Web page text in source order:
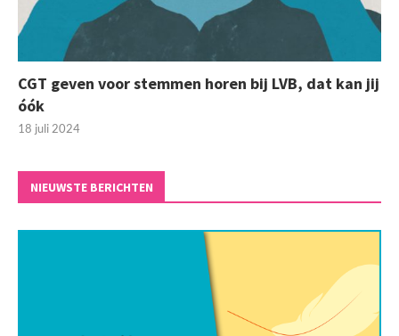
CGT geven voor stemmen horen bij LVB, dat kan jij
óók
18 juli 2024
NIEUWSTE BERICHTEN